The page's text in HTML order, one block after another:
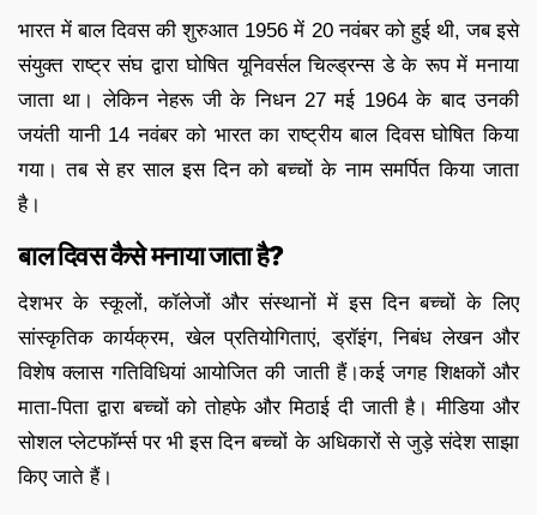
भारत में बाल दिवस की शुरुआत 1956 में 20 नवंबर को हुई थी, जब इसे
संयुक्त राष्ट्र संघ द्वारा घोषित यूनिवर्सल चिल्ड्रन्स डे के रूप में मनाया
जाता था। लेकिन नेहरू जी के निधन 27 मई 1964 के बाद उनकी
जयंती यानी 14 नवंबर को भारत का राष्ट्रीय बाल दिवस घोषित किया
गया। तब से हर साल इस दिन को बच्चों के नाम समर्पित किया जाता
है।
बाल दिवस कैसे मनाया जाता है?
देशभर के स्कूलों, कॉलेजों और संस्थानों में इस दिन बच्चों के लिए
सांस्कृतिक कार्यक्रम, खेल प्रतियोगिताएं, ड्रॉइंग, निबंध लेखन और
विशेष क्लास गतिविधियां आयोजित की जाती हैं।कई जगह शिक्षकों और
माता-पिता द्वारा बच्चों को तोहफे और मिठाई दी जाती है। मीडिया और
सोशल प्लेटफॉर्म्स पर भी इस दिन बच्चों के अधिकारों से जुड़े संदेश साझा
किए जाते हैं।